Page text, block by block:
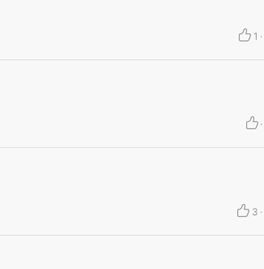
1 ·
·
3 ·